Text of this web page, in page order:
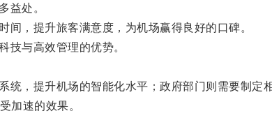
益处。
，提升旅客满意度，为机场赢得良好的口碑。
与高效管理的优势。
，提升机场的智能化水平；政府部门则需要制定
加速的效果。